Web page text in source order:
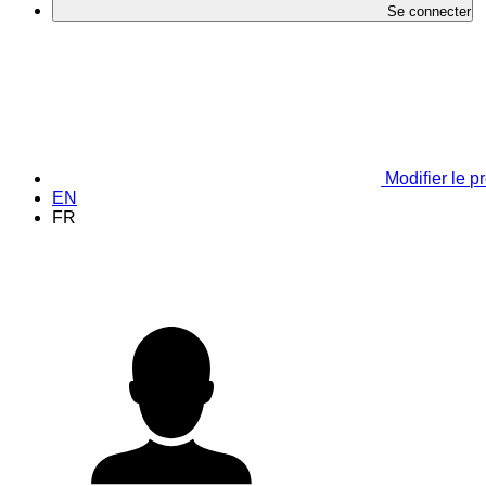
Se connecter
Modifier le
EN
FR